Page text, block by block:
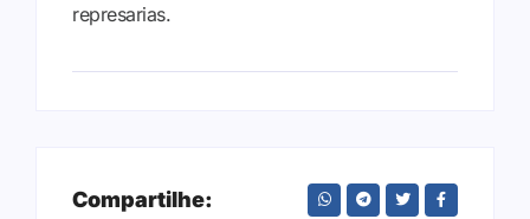
represarias.
Compartilhe: